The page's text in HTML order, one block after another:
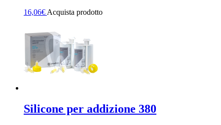
16,06€ Acquista prodotto
Silicone per addizione 380